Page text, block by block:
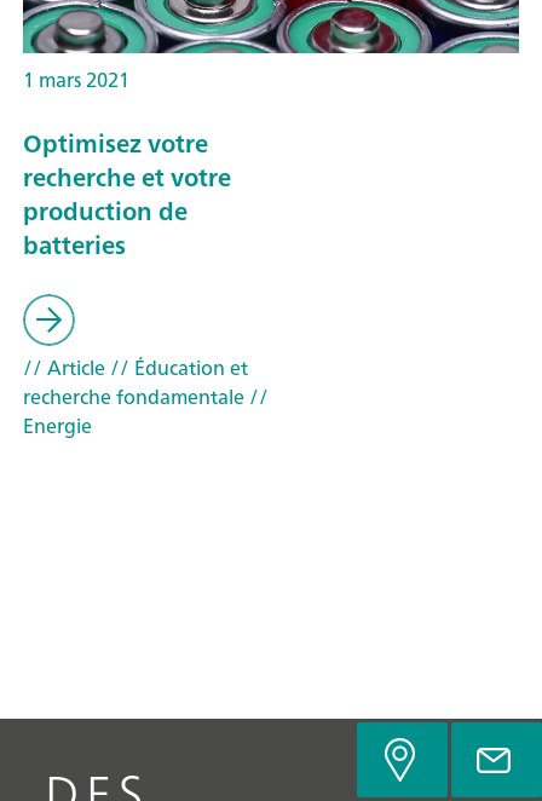
1 mars 2021
Optimisez votre
recherche et votre
production de
batteries
// Article// Éducation et
recherche fondamentale//
Energie